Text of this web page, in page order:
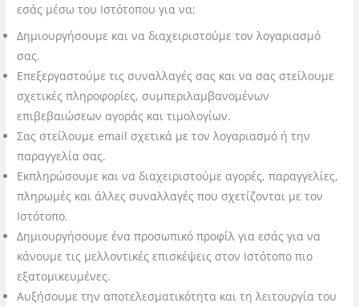
εσάς μέσω του Ιστότοπου για να:
Δημιουργήσουμε και να διαχειριστούμε τον λογαριασμό
σας.
Επεξεργαστούμε τις συναλλαγές σας και να σας στείλουμε
σχετικές πληροφορίες, συμπεριλαμβανομένων
επιβεβαιώσεων αγοράς και τιμολογίων.
Σας στείλουμε email σχετικά με τον λογαριασμό ή την
παραγγελία σας.
Εκπληρώσουμε και να διαχειριστούμε αγορές, παραγγελίες,
πληρωμές και άλλες συναλλαγές που σχετίζονται με τον
Ιστότοπο.
Δημιουργήσουμε ένα προσωπικό προφίλ για εσάς για να
κάνουμε τις μελλοντικές επισκέψεις στον Ιστότοπο πιο
εξατομικευμένες.
Αυξήσουμε την αποτελεσματικότητα και τη λειτουργία του